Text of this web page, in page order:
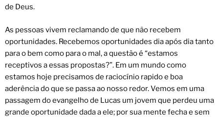
de Deus.
As pessoas vivem reclamando de que não recebem
oportunidades. Recebemos oportunidades dia após dia tanto
para o bem como para o mal, a questão é “estamos
receptivos a essas propostas?”. Em um mundo como
estamos hoje precisamos de raciocínio rapido e boa
aderência do que se passa ao nosso redor. Vemos em uma
passagem do evangelho de Lucas um jovem que perdeu uma
grande oportunidade dada a ele; por sua mente fecha e sem